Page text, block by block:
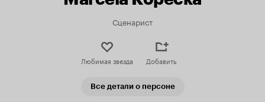
Сценарист
Любимая звезда Добавить
Все детали о персоне